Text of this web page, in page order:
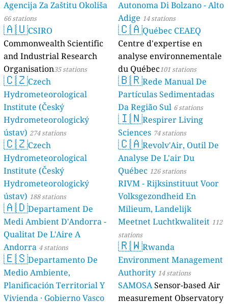
Agencija Za Zaštitu Okoliša
66 stations
🇦🇺CSIRO
Commonwealth Scientific
and Industrial Research
Organisation35 stations
🇨🇿Czech
Hydrometeorological
Institute (Český
Hydrometeorologický
ústav) 274 stations
🇨🇿Czech
Hydrometeorological
Institute (Český
Hydrometeorologický
ústav) 188 stations
🇦🇩Departament De
Medi Ambient D'Andorra -
Qualitat De L'Aire A
Andorra 4 stations
🇪🇸Departamento De
Medio Ambiente,
Planificación Territorial Y
Vivienda · Gobierno Vasco
Autonoma Di Bolzano - Alto
Adige 14 stations
🇨🇦Québec CEAEQ
Centre d'expertise en
analyse environnementale
du Québec101 stations
🇧🇷Rede Manual De
Partículas Sedimentadas
Da Região Sul 6 stations
🇮🇳Respirer Living
Sciences 74 stations
🇨🇦Revolv'Air, Outil De
Analyse De L'air Du
Québec 126 stations
RIVM - Rijksinstituut Voor
Volksgezondheid En
Milieum, Landelijk
Meetnet Luchtkwaliteit 112
stations
🇷🇼Rwanda
Environment Management
Authority 14 stations
SAMOSASensor-based Air
measurement Observatory